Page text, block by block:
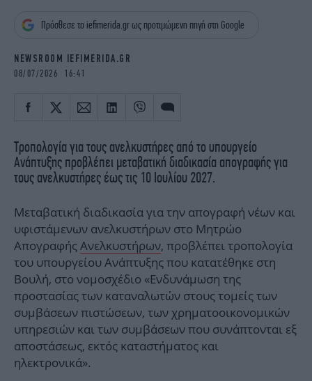
OSCARS
THE OCEAN
Πρόσθεσε το iefimerida.gr ως προτιμώμενη πηγή στη Google
NEWSROOM IEFIMERIDA.GR
08/07/2026 16:41
Τροπολογία για τους ανελκυστήρες από το υπουργείο
Ανάπτυξης προβλέπει μεταβατική διαδικασία απογραφής για
τους ανελκυστήρες έως τις 10 Ιουλίου 2027.
Μεταβατική διαδικασία για την απογραφή νέων και
υφιστάμενων ανελκυστήρων στο Μητρώο
ΑπογραφήςΑνελκυστήρων, προβλέπει τροπολογία
του υπουργείου Ανάπτυξης που κατατέθηκε στη
Βουλή, στο νομοσχέδιο «Ενδυνάμωση της
προστασίας των καταναλωτών στους τομείς των
συμβάσεων πιστώσεων, των χρηματοοικονομικών
υπηρεσιών και των συμβάσεων που συνάπτονται εξ
αποστάσεως, εκτός καταστήματος και
ηλεκτρονικά».